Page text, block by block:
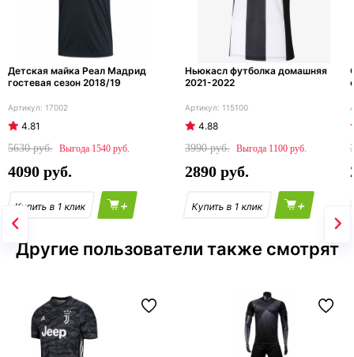
Детская майка Реал Мадрид
гостевая сезон 2018/19
17002
4.81
5630
1540
4090
+
Ньюкасл футболка домашняя
2021-2022
115100
4.88
3990
1100
2890
+
Другие пользователи также смотрят